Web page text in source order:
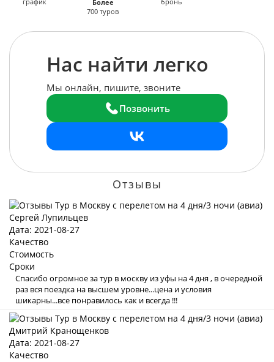
Более
700 туров
Нас найти легко
Мы онлайн, пишите, звоните
Позвонить
Отзывы
Сергей Лупильцев
Дата: 2021-08-27
Качество
Стоимость
Сроки
Спасибо огромное за тур в москву из уфы на 4 дня , в очередной
раз вся поездка на высшем уровне...цена и условия
шикарны...все понравилось как и всегда !!!
Дмитрий Кранощенков
Дата: 2021-08-27
Качество